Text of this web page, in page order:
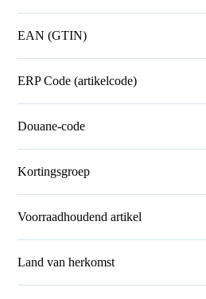
EAN (GTIN)
ERP Code (artikelcode)
Douane-code
Kortingsgroep
Voorraadhoudend artikel
Land van herkomst